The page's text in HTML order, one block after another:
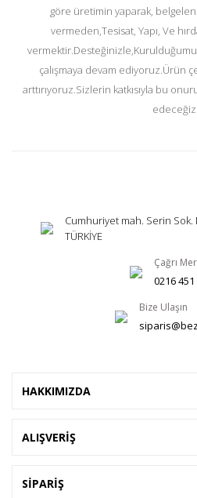
göre üretimin yaparak,
vermeden,Tesisat, Yapı, Ve
çalışmaya devam ediyoruz.Ürün
arttırıyoruz.Sizlerin katkısıyla bu
edeceğiz.
Cumhuriyet mah. Serin Sok.
TÜRKİYE
Çağrı
0216 451
Bize Ulaşın
HAKKIMIZDA
ALIŞVERİŞ
SİPARİŞ